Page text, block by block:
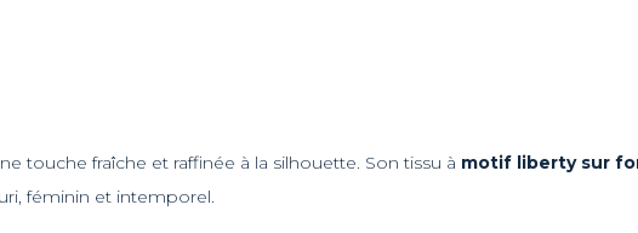
touche fraîche et raffinée à la silhouette. Son tissu à motif liberty sur
féminin et intemporel.